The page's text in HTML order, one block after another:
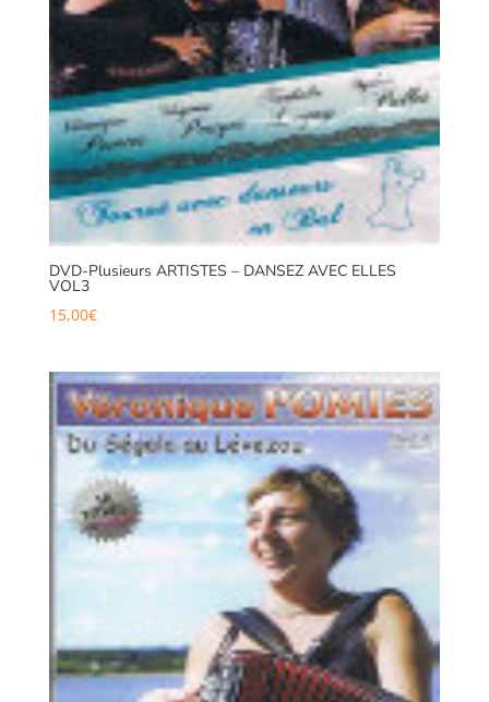
DVD-Plusieurs ARTISTES – DANSEZ AVEC ELLES
VOL3
15,00€